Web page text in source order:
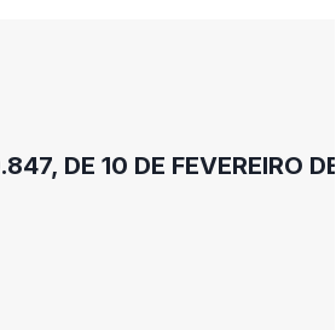
DE 10 DE FEVEREIRO